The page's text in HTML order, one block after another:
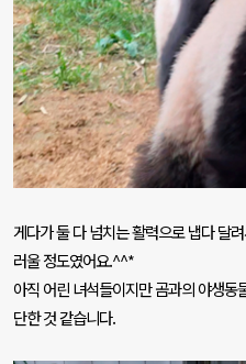
게다가 둘 다 넘치는 활력으로 냅다 달
러울 정도였어요.^^*
아직 어린 녀석들이지만 곰과의 야생
단한 것 같습니다.